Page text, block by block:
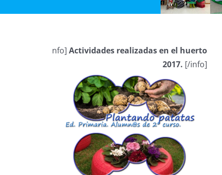
nfo] Actividades realizadas en el huerto
2017. [/info]